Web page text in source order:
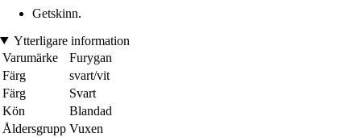
Getskinn.
Ytterligare information
Varumärke
Furygan
Färg
svart/vit
Färg
Svart
Kön
Blandad
Åldersgrupp Vuxen